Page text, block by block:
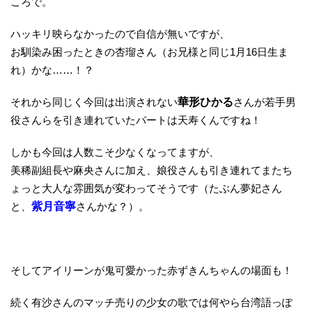
ハッキリ映らなかったので自信が無いですが、
お馴染み困ったときの杏瑠さん（お兄様と同じ1月16日生ま
れ）かな……！？
それから同じく今回は出演されない華形ひかるさんが若手男
役さんらを引き連れていたパートは天寿くんですね！
しかも今回は人数こそ少なくなってますが、
美稀副組長や麻央さんに加え、娘役さんも引き連れてまたち
ょっと大人な雰囲気が変わってそうです（たぶん夢妃さん
と、 紫月音寧さんかな？）。
そしてアイリーンが鬼可愛かった赤ずきんちゃんの場面も！
続く有沙さんのマッチ売りの少女の歌では何やら台湾語っぽ